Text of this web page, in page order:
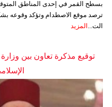
بسطح القمر في إحدى المناطق
ترصد موقع الاصطدام وتؤكد وقوعه
الت... المزيد
توقيع مذكرة تعاون بين